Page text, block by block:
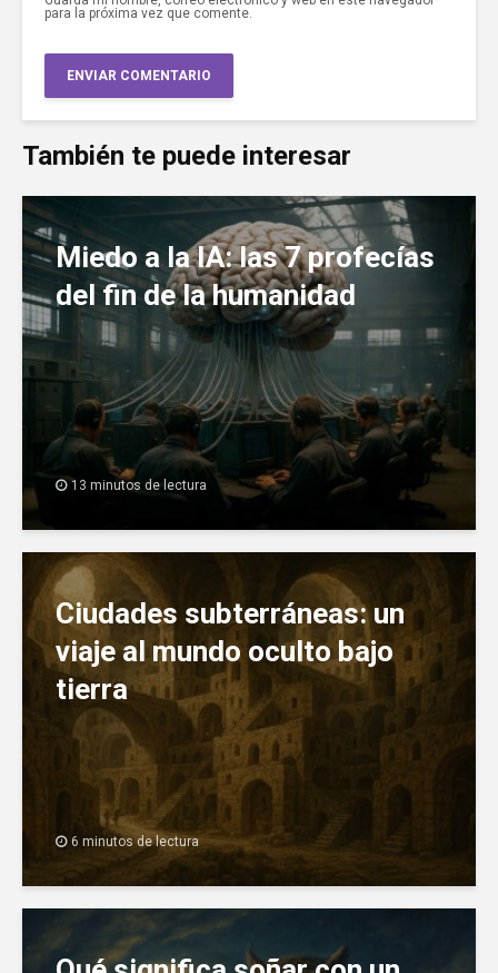
para la próxima vez que comente.
También te puede interesar
Miedo a la IA: las 7 profecías
del fin de la humanidad
13 minutos de lectura
Ciudades subterráneas: un
viaje al mundo oculto bajo
tierra
6 minutos de lectura